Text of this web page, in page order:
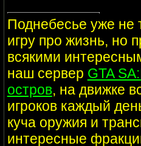
Поднебесье уже не
игру про жизнь, но
всякими
наш сервер GTA
остров, на движке
игроков каждый
куча оружия и
интересные